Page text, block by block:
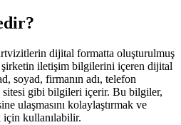
dijital formatta oluşturulmuş
iletişim bilgilerini içeren dijital
soyad, firmanın adı, telefon
sitesi gibi bilgileri içerir. Bu bilgiler,
ulaşmasını kolaylaştırmak ve
için kullanılabilir.